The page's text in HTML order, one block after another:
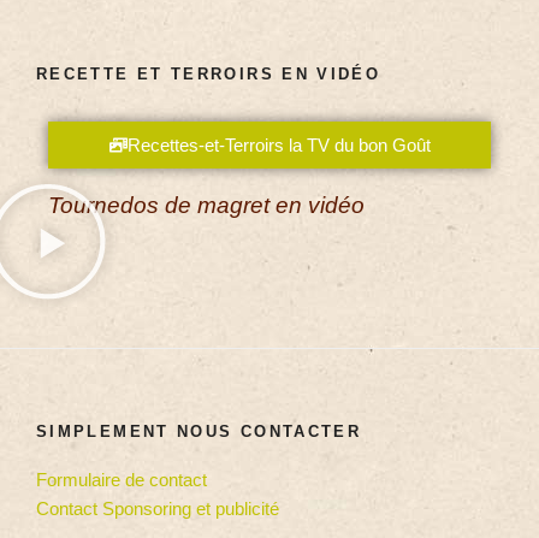
RECETTE ET TERROIRS EN VIDÉO
Recettes-et-Terroirs la TV du bon Goût
Tournedos de magret en vidéo
SIMPLEMENT NOUS CONTACTER
Formulaire de contact
Contact Sponsoring et publicité